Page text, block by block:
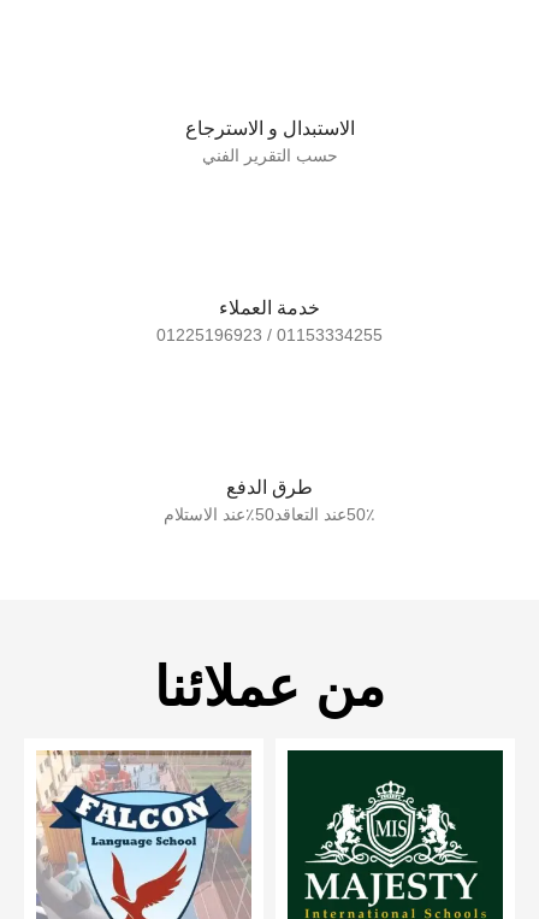
الاستبدال و الاسترجاع
حسب التقرير الفني
خدمة العملاء
01153334255 / 01225196923
طرق الدفع
50٪عند التعاقد50٪عند الاستلام
من عملائنا